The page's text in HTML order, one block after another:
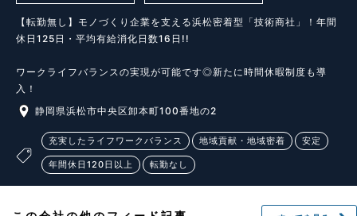
【転勤無し】モノづくり企業を支える浜松密着型「技術商社」！年間
休日125日・平均有給消化日数16日!!
ワークライフバランスの実現が可能です◎新たに時間休暇制度も導
入！
静岡県浜松市中央区卸本町100番地の2
充実したライフワークバランス 地域貢献・地域密着 安定
年間休日120日以上 転勤なし